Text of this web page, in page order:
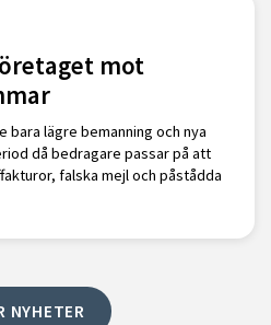
mot
lägre bemanning och nya
då bedragare passar på att
falska mejl och påstådda
NYHETER